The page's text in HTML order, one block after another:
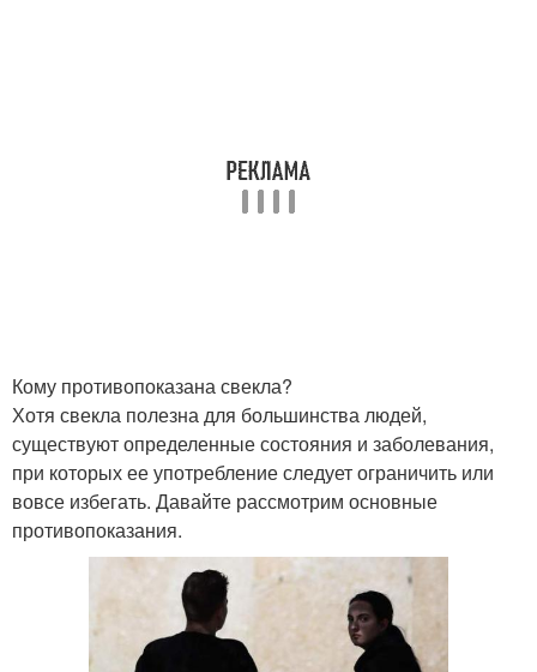
Кому противопоказана свекла?
Хотя свекла полезна для большинства людей,
существуют определенные состояния и заболевания,
при которых ее употребление следует ограничить или
вовсе избегать. Давайте рассмотрим основные
противопоказания.